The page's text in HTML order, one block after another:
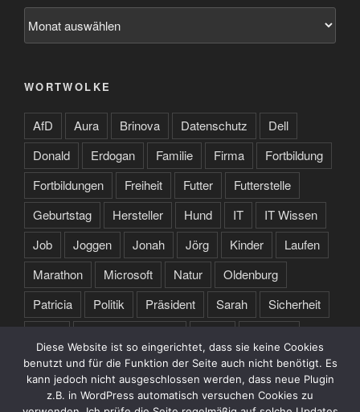
WORTWOLKE
AfD Aura Brinova Datenschutz
Dell
Donald
Erdogan Familie Firma
Fortbildung
Fortbildungen
Freiheit Futter
Futterstelle
Geburtstag
Hersteller Hund IT
IT Wissen
Job
Joggen Jonah Jörg Kinder
Laufen
Marathon
Microsoft Natur
Oldenburg
Patricia
Politik Präsident Sarah
Sicherheit
Tochter
Training Trump Türkei
USA
Webseite
Zertifikate
Diese Website ist so eingerichtet, dass sie keine Cookies
benutzt und für die Funktion der Seite auch nicht benötigt. Es
kann jedoch nicht ausgeschlossen werden, dass neue Plugin
z.B. in WordPress automatisch versuchen Cookies zu